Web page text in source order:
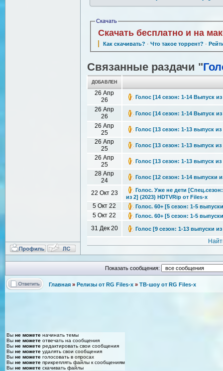
Скачать
Скачать бесплатно и на
Как скачивать? · Что такое торрент? ·
Связанные раздачи "
ДОБАВЛЕН
26 Апр
26
Голос [14 сезон: 1-14 Выпуск
26 Апр
26
Голос [14 сезон: 1-14 Выпуск
26 Апр
25
Голос [13 сезон: 1-13 выпуск
26 Апр
25
Голос [13 сезон: 1-13 выпуск
26 Апр
25
Голос [13 сезон: 1-13 выпуск
28 Апр
24
Голос [12 сезон: 1-14 выпуски
22 Окт 23
Голос. Уже не дети
из 2] (2023) HDTVRip от Files-x
5 Окт 22 Голос. 60+ [5 сезон: 1-5
5 Окт 22 Голос. 60+ [5 сезон: 1-5
31 Дек 20 Голос [9 сезон: 1-13 выпуски
Показать сообщения:
Главная » Релизы от RG Files-x » ТВ-шоу от RG Files-x
Вы не можете начинать темы
Вы не можете отвечать на сообщения
Вы не можете редактировать свои сообщения
Вы не можете удалять свои сообщения
Вы не можете голосовать в опросах
Вы не можете прикреплять файлы к сообщениям
Вы не можете скачивать файлы